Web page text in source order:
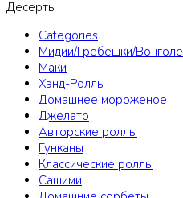
Десерты
Categories
Мидии/Гребешки/Вонголе
Маки
Хэнд-Роллы
Домашнее мороженое
Джелато
Авторские роллы
Гунканы
Классические роллы
Сашими